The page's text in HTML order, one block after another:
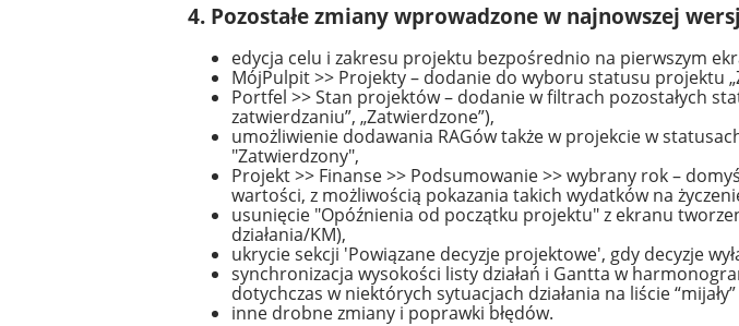
4. Pozostałe zmiany wprowadzone w najnowszej
edycja celu i zakresu projektu bezpośrednio na pierwszym
MójPulpit >> Projekty – dodanie do wyboru statusu projektu
Portfel >> Stan projektów – dodanie w filtrach pozostałych
zatwierdzaniu”, „Zatwierdzone”),
umożliwienie dodawania RAGów także w projekcie w
"Zatwierdzony",
Projekt >> Finanse >> Podsumowanie >> wybrany rok –
wartości, z możliwością pokazania takich wydatków na
usunięcie "Opóźnienia od początku projektu" z ekranu
działania/KM),
ukrycie sekcji 'Powiązane decyzje projektowe', gdy decyzje
synchronizacja wysokości listy działań i Gantta w
dotychczas w niektórych sytuacjach działania na liście
inne drobne zmiany i poprawki błędów.